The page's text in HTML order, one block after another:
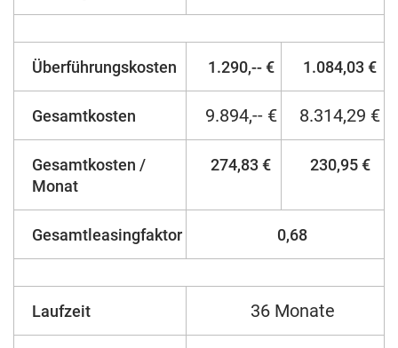
Überführungskosten 1.290,-- € 1.084,03 €
Gesamtkosten 9.894,-- € 8.314,29 €
Gesamtkosten /
Monat
274,83 € 230,95 €
Gesamtleasingfaktor 0,68
Laufzeit 36 Monate